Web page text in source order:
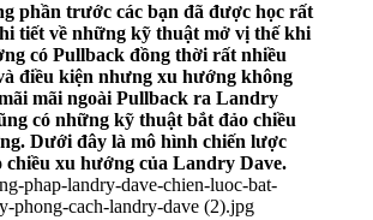
phần trước các bạn đã được học rất
tiết về những kỹ thuật mở vị thế khi
có Pullback đồng thời rất nhiều
điều kiện nhưng xu hướng không
mãi ngoài Pullback ra Landry
có những kỹ thuật bắt đảo chiều
Dưới đây là mô hình chiến lược
chiều xu hướng của Landry Dave.